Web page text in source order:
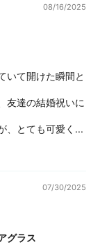
08/16/2025
いて開けた瞬間と
友達の結婚祝いに
、とても可愛く...
07/30/2025
グラス